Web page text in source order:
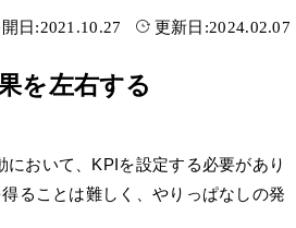
日:2021.10.27 更新日:2024.02.07
を左右する
おいて、KPIを設定する必要があり
ることは難しく、やりっぱなしの発